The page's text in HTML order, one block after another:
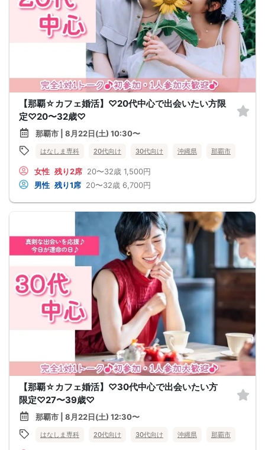
【那覇☆カフェ婚活】♡20代中心で出会いたい方限
定♡20〜32歳♡
那覇市 | 8月22日(土) 10:30〜
はなしま専科 20代向け 30代向け 沖縄県 那覇市
女性 残り2席 20〜32歳 1,500円
男性 残り1席 20〜32歳 6,700円
【那覇☆カフェ婚活】♡30代中心で出会いたい方
限定♡27〜39歳♡
那覇市 | 8月22日(土) 12:30〜
はなしま専科 20代向け 30代向け 沖縄県 那覇市